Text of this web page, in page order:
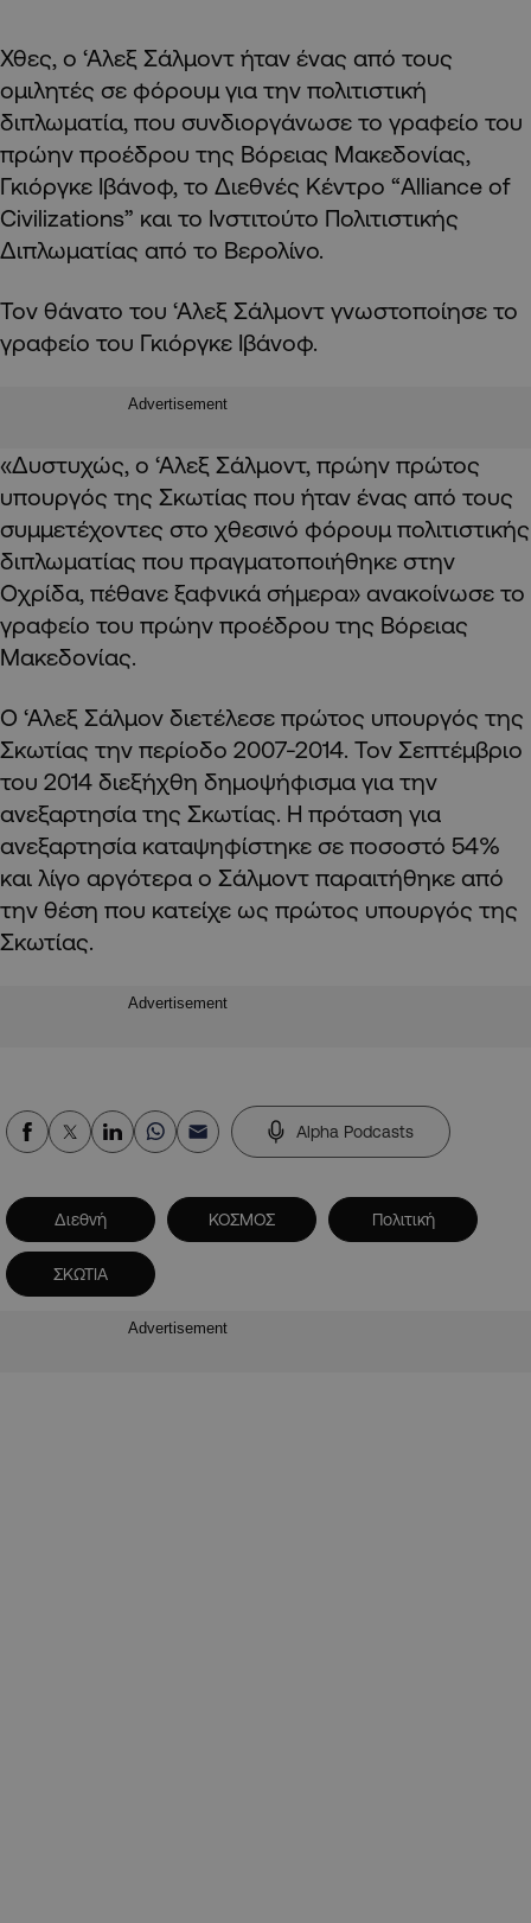
Χθες, ο ‘Αλεξ Σάλμοντ ήταν ένας από τους
ομιλητές σε φόρουμ για την πολιτιστική
διπλωματία, που συνδιοργάνωσε το γραφείο του
πρώην προέδρου της Βόρειας Μακεδονίας,
Γκιόργκε Ιβάνοφ, το Διεθνές Κέντρο “Alliance of
Civilizations” και το Ινστιτούτο Πολιτιστικής
Διπλωματίας από το Βερολίνο.
Τον θάνατο του ‘Αλεξ Σάλμοντ γνωστοποίησε το
γραφείο του Γκιόργκε Ιβάνοφ.
Advertisement
«Δυστυχώς, ο ‘Αλεξ Σάλμοντ, πρώην πρώτος
υπουργός της Σκωτίας που ήταν ένας από τους
συμμετέχοντες στο χθεσινό φόρουμ πολιτιστικής
διπλωματίας που πραγματοποιήθηκε στην
Οχρίδα, πέθανε ξαφνικά σήμερα» ανακοίνωσε το
γραφείο του πρώην προέδρου της Βόρειας
Μακεδονίας.
Ο ‘Αλεξ Σάλμον διετέλεσε πρώτος υπουργός της
Σκωτίας την περίοδο 2007-2014. Τον Σεπτέμβριο
του 2014 διεξήχθη δημοψήφισμα για την
ανεξαρτησία της Σκωτίας. Η πρόταση για
ανεξαρτησία καταψηφίστηκε σε ποσοστό 54%
και λίγο αργότερα ο Σάλμοντ παραιτήθηκε από
την θέση που κατείχε ως πρώτος υπουργός της
Σκωτίας.
Advertisement
Alpha Podcasts
Διεθνή ΚΟΣΜΟΣ Πολιτική
ΣΚΩΤΙΑ
Advertisement